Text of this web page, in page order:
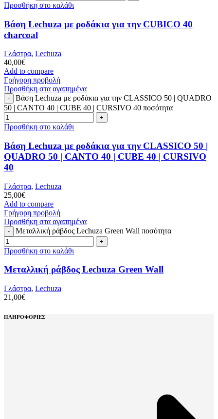
Προσθήκη στο καλάθι
Bάση Lechuza με ροδάκια για την CUBICO 40
charcoal
Γλάστρα, Lechuza
40,00€
Add to compare
Γρήγορη προβολή
Προσθήκη στα αγαπημένα
Bάση Lechuza με ροδάκια για την CLASSICO 50 | QUADRO
50 | CANTO 40 | CUBE 40 | CURSIVO 40 ποσότητα
Προσθήκη στο καλάθι
Bάση Lechuza με ροδάκια για την CLASSICO 50 |
QUADRO 50 | CANTO 40 | CUBE 40 | CURSIVO
40
Γλάστρα, Lechuza
25,00€
Add to compare
Γρήγορη προβολή
Προσθήκη στα αγαπημένα
Μεταλλική ράβδος Lechuza Green Wall ποσότητα
Προσθήκη στο καλάθι
Μεταλλική ράβδος Lechuza Green Wall
Γλάστρα, Lechuza
21,00€
ΠΛΗΡΟΦΟΡΙΕΣ